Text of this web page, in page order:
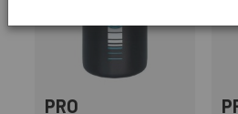
PRO